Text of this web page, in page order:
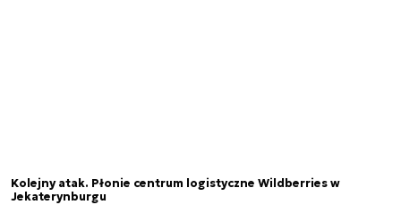
Kolejny atak. Płonie centrum logistyczne Wildberries w
Jekaterynburgu